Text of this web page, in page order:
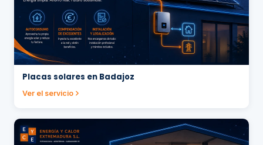
Placas solares en Badajoz
Ver el servicio